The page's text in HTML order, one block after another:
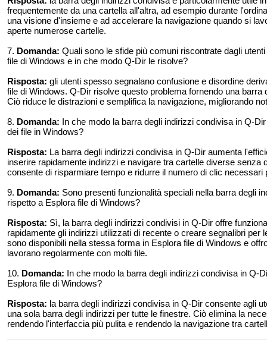
frequentemente da una cartella all'altra, ad esempio durante
una visione d'insieme e ad accelerare la navigazione quando si
aperte numerose cartelle.
7. Domanda: Quali sono le sfide più comuni riscontrate dagli
file di Windows e in che modo Q-Dir le risolve?
Risposta: gli utenti spesso segnalano confusione e disordine
file di Windows. Q-Dir risolve questo problema fornendo una
Ciò riduce le distrazioni e semplifica la navigazione, migliorando
8. Domanda: In che modo la barra degli indirizzi condivisa in Q-
dei file in Windows?
Risposta: La barra degli indirizzi condivisa in Q-Dir aumenta
inserire rapidamente indirizzi e navigare tra cartelle diverse senza
consente di risparmiare tempo e ridurre il numero di clic necessari
9. Domanda: Sono presenti funzionalità speciali nella barra degli
rispetto a Esplora file di Windows?
Risposta: Sì, la barra degli indirizzi condivisi in Q-Dir offre
rapidamente gli indirizzi utilizzati di recente o creare segnalibri per
sono disponibili nella stessa forma in Esplora file di Windows e
lavorano regolarmente con molti file.
10. Domanda: In che modo la barra degli indirizzi condivisa in Q-
Esplora file di Windows?
Risposta: la barra degli indirizzi condivisa in Q-Dir consente agli
una sola barra degli indirizzi per tutte le finestre. Ciò elimina la
rendendo l'interfaccia più pulita e rendendo la navigazione tra